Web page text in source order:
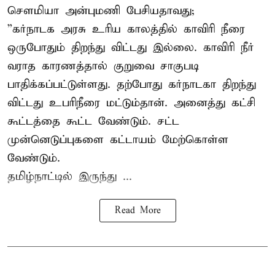
சௌமியா அன்புமணி பேசியதாவது;
”கர்நாடக அரசு உரிய காலத்தில் காவிரி நீரை
ஒருபோதும் திறந்து விட்டது இல்லை. காவிரி நீர்
வராத காரணத்தால் குறுவை சாகுபடி
பாதிக்கப்பட்டுள்ளது. தற்போது கர்நாடகா திறந்து
விட்டது உபரிநீரை மட்டும்தான். அனைத்து கட்சி
கூட்டத்தை கூட்ட வேண்டும். சட்ட
முன்னெடுப்புகளை கட்டாயம் மேற்கொள்ள
வேண்டும்.
தமிழ்நாட்டில் இருந்து ...
Read More